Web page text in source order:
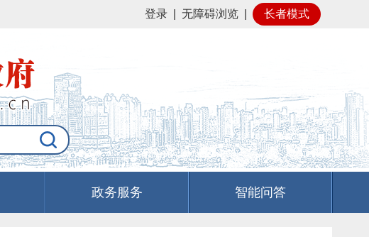
登录 无障碍浏览 长者模式
政务服务 智能问答